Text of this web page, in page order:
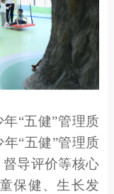
年“五健”管理质
年“五健”管理质
导评价等核心
保健、生长发